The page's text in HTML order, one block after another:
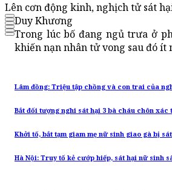
Lên cơn động kinh, nghịch tử sát
Duy Khương
Trong lúc bố đang ngủ trưa ở
khiến nạn nhân tử vong sau đó ít
Lâm đồng: Triệu tập chồng và con trai của
Bắt đối tượng nghi sát hại 3 bà cháu chôn xác
Khởi tố, bắt tạm giam mẹ nữ sinh giao gà bị
Hà Nội: Truy tố kẻ cướp hiếp, sát hại nữ sinh